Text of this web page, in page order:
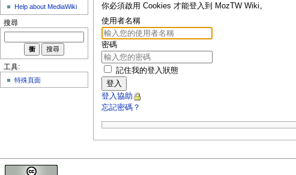
你必須啟用 Cookies 才能登入到 MozTW Wiki。
使用者名稱
密碼
記住我的登入狀態
登入
登入協助
忘記密碼？
Help about MediaWiki
搜尋
工具:
特殊頁面